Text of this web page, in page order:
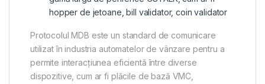
hopper de jetoane, bill validator, coin validator
Protocolul MDB este un standard de comunicare
utilizat în industria automatelor de vânzare pentru a
permite interacțiunea eficientă între diverse
dispozitive, cum ar fi plăcile de bază VMC,